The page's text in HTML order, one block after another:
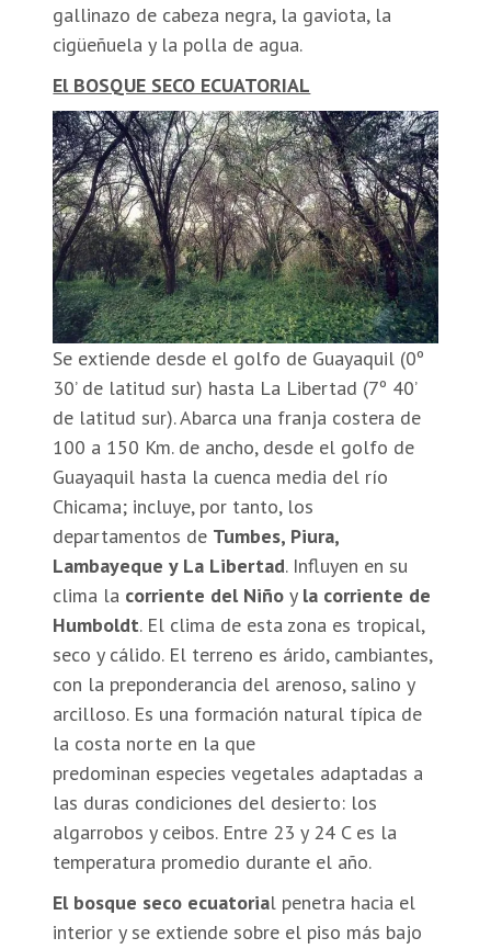
gallinazo de cabeza negra, la gaviota, la
cigüeñuela y la polla de agua.
El BOSQUE SECO ECUATORIAL
Se extiende desde el golfo de Guayaquil (0º
30’ de latitud sur) hasta La Libertad (7º 40’
de latitud sur). Abarca una franja costera de
100 a 150 Km. de ancho, desde el golfo de
Guayaquil hasta la cuenca media del río
Chicama; incluye, por tanto, los
departamentos de Tumbes, Piura,
Lambayeque y La Libertad. Influyen en su
clima la corriente del Niñoy la corriente de
Humboldt. El clima de esta zona es tropical,
seco y cálido. El terreno es árido, cambiantes,
con la preponderancia del arenoso, salino y
arcilloso. Es una formación natural típica de
la costa norte en la que
predominan especies vegetales adaptadas a
las duras condiciones del desierto: los
algarrobos y ceibos. Entre 23 y 24 C es la
temperatura promedio durante el año.
El bosque seco ecuatorial penetra hacia el
interior y se extiende sobre el piso más bajo